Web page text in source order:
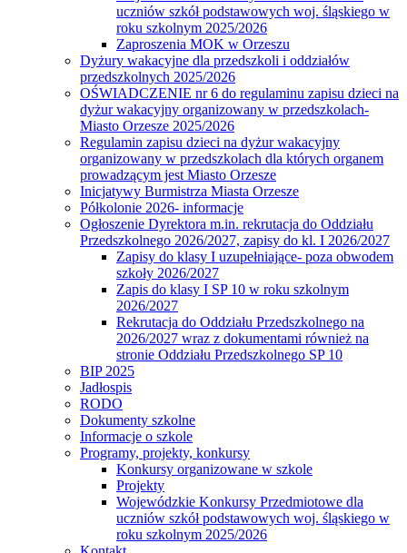
uczniów szkół podstawowych woj. śląskiego w
roku szkolnym 2025/2026
Zaproszenia MOK w Orzeszu
Dyżury wakacyjne dla przedszkoli i oddziałów
przedszkolnych 2025/2026
OŚWIADCZENIE nr 6 do regulaminu zapisu dzieci na
dyżur wakacyjny organizowany w przedszkolach-
Miasto Orzesze 2025/2026
Regulamin zapisu dzieci na dyżur wakacyjny
organizowany w przedszkolach dla których organem
prowadzącym jest Miasto Orzesze
Inicjatywy Burmistrza Miasta Orzesze
Półkolonie 2026- informacje
Ogłoszenie Dyrektora m.in. rekrutacja do Oddziału
Przedszkolnego 2026/2027, zapisy do kl. I 2026/2027
Zapisy do klasy I uzupełniające- poza obwodem
szkoły 2026/2027
Zapis do klasy I SP 10 w roku szkolnym
2026/2027
Rekrutacja do Oddziału Przedszkolnego na
2026/2027 wraz z dokumentami również na
stronie Oddziału Przedszkolnego SP 10
BIP 2025
Jadłospis
RODO
Dokumenty szkolne
Informacje o szkole
Programy, projekty, konkursy
Konkursy organizowane w szkole
Projekty
Wojewódzkie Konkursy Przedmiotowe dla
uczniów szkół podstawowych woj. śląskiego w
roku szkolnym 2025/2026